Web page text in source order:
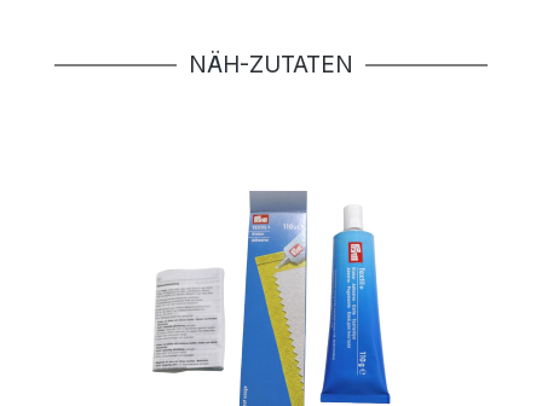
Produktgalerie überspringen
NÄH-ZUTATEN